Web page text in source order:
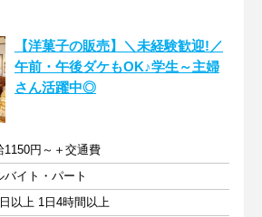
【洋菓子の販売】＼未経験歓迎!／
午前・午後ダケもOK♪学生～主婦
さん活躍中◎
1150円～＋交通費
バイト・パート
以上 1日4時間以上